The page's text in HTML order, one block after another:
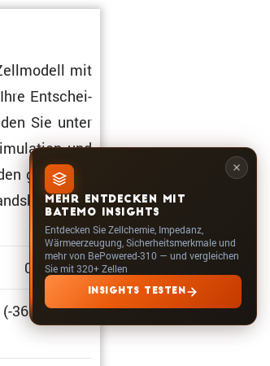
MEHR ENTDECKEN MIT
BATEMO INSIGHTS
Entdecken Sie Zellchemie, Impedanz,
Wärmeerzeugung, Sicherheitsmerkmale und
mehr von BePowered-310 — und vergleichen
Sie mit 320+ Zellen
INSIGHTS TESTEN
mit
Entschei­
Sie unter
und
gesamten
0 … 100%
36C … 36C)